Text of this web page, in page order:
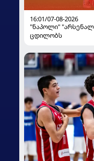
16:01/07-08-2026
"ნაპოლი"
ცდილობს